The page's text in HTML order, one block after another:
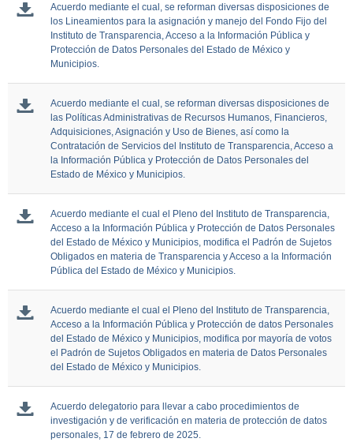
Acuerdo mediante el cual, se reforman diversas disposiciones de
los Lineamientos para la asignación y manejo del Fondo Fijo del
Instituto de Transparencia, Acceso a la Información Pública y
Protección de Datos Personales del Estado de México y
Municipios.
Acuerdo mediante el cual, se reforman diversas disposiciones de
las Políticas Administrativas de Recursos Humanos, Financieros,
Adquisiciones, Asignación y Uso de Bienes, así como la
Contratación de Servicios del Instituto de Transparencia, Acceso a
la Información Pública y Protección de Datos Personales del
Estado de México y Municipios.
Acuerdo mediante el cual el Pleno del Instituto de Transparencia,
Acceso a la Información Pública y Protección de Datos Personales
del Estado de México y Municipios, modifica el Padrón de Sujetos
Obligados en materia de Transparencia y Acceso a la Información
Pública del Estado de México y Municipios.
Acuerdo mediante el cual el Pleno del Instituto de Transparencia,
Acceso a la Información Pública y Protección de datos Personales
del Estado de México y Municipios, modifica por mayoría de votos
el Padrón de Sujetos Obligados en materia de Datos Personales
del Estado de México y Municipios.
Acuerdo delegatorio para llevar a cabo procedimientos de
investigación y de verificación en materia de protección de datos
personales, 17 de febrero de 2025.